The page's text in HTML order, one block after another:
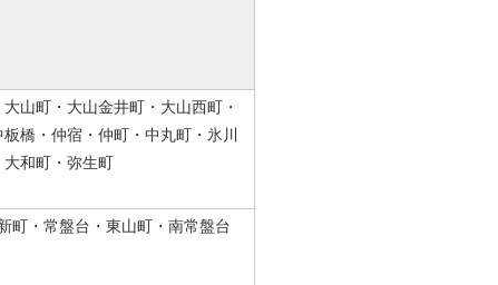
山町・大山金井町・大山西町・
橋・仲宿・仲町・中丸町・氷川
和町・弥生町
町・常盤台・東山町・南常盤台